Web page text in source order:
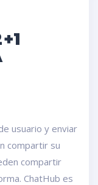
usuario y enviar
compartir su
compartir
ChatHub es